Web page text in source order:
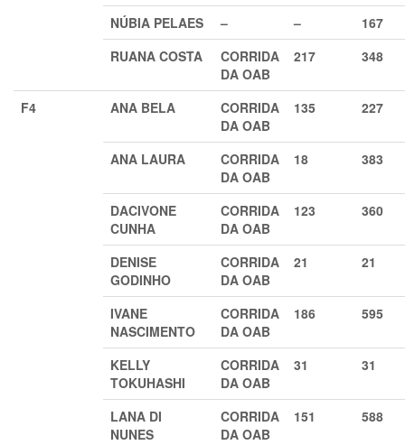
NÚBIA PELAES – –
167
RUANA COSTA
CORRIDA
DA OAB
217 348
F4 ANA BELA
CORRIDA
DA OAB
135 227
ANA LAURA
CORRIDA
DA OAB
18 383
DACIVONE
CUNHA
CORRIDA
DA OAB
123 360
DENISE
GODINHO
CORRIDA
DA OAB
21 21
IVANE
NASCIMENTO
CORRIDA
DA OAB
186 595
KELLY
TOKUHASHI
CORRIDA
DA OAB
31 31
LANA DI
NUNES
CORRIDA
DA OAB
151 588